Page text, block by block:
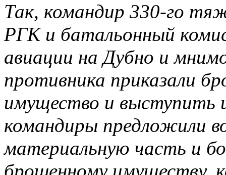
Так, командир 330-го
РГК и батальонный
авиации на Дубно и
противника приказали
имущество и выступить
командиры предложили
материальную часть и